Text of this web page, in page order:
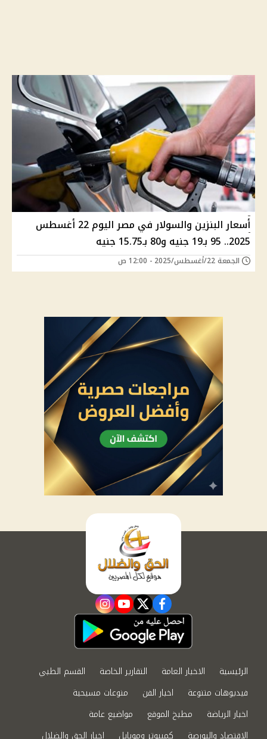
أسعار البنزين والسولار في مصر اليوم 22 أغسطس
2025.. 95 بـ19 جنيه و80 بـ15.75 جنيه
الجمعة 22/أغسطس/2025 - 12:00 ص
facebook
twitter
youtube
instagram
الرئيسية الاخبار العامة التقارير الخاصة
القسم الطبي
فيديوهات متنوعة
اخبار الفن
منوعات مسيحية
اخبار الرياضة
مطبخ الموقع
مواضيع عامة
الاقتصاد والبورصة
كمبيوتر وموبايل اخبار الحق والضلال